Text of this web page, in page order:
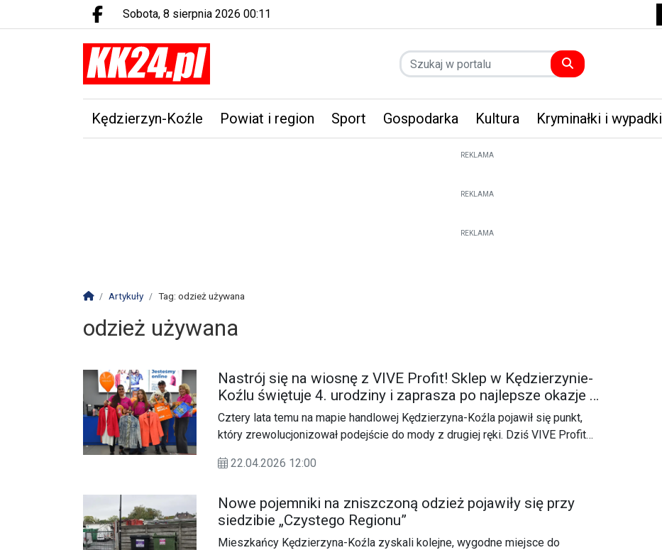
Facebook.com
sobota, 8 sierpnia 2026 00:11
Kędzierzyn-Koźle Powiat i region Sport Gospodarka Kultura Kryminałki i wypadki
REKLAMA
REKLAMA
REKLAMA
Strona główna
Artykuły Tag: odzież używana
odzież używana
Nastrój się na wiosnę z VIVE Profit! Sklep w Kędzierzynie-
Koźlu świętuje 4. urodziny i zaprasza po najlepsze okazje z
drugiej ręki
Cztery lata temu na mapie handlowej Kędzierzyna-Koźla pojawił się punkt,
który zrewolucjonizował podejście do mody z drugiej ręki. Dziś VIVE Profit
przygotował nie tylko jubileuszowe niespodzianki, ale przede wszystkim
więc czas odświeżyć szafę i „nastroić się” na słońce!
22.04.2026 12:00
Nowe pojemniki na zniszczoną odzież pojawiły się przy
siedzibie „Czystego Regionu”
Mieszkańcy Kędzierzyna-Koźla zyskali kolejne, wygodne miejsce do